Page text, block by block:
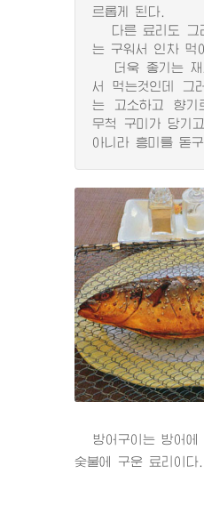
르롭게 된다.
다른 료리도 그
는 구워서 인차 먹
더욱 좋기는 재
서 먹는것인데 그
는 고소하고 향기
무척 구미가 당기
아니라 흥미를 돋구
방어구이는 방어에
숯불에 구운 료리이다.